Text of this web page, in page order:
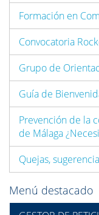
Formación en
Convocatoria
Grupo de
Guía de
Prevención de la
de Málaga
Quejas,
Menú destacado